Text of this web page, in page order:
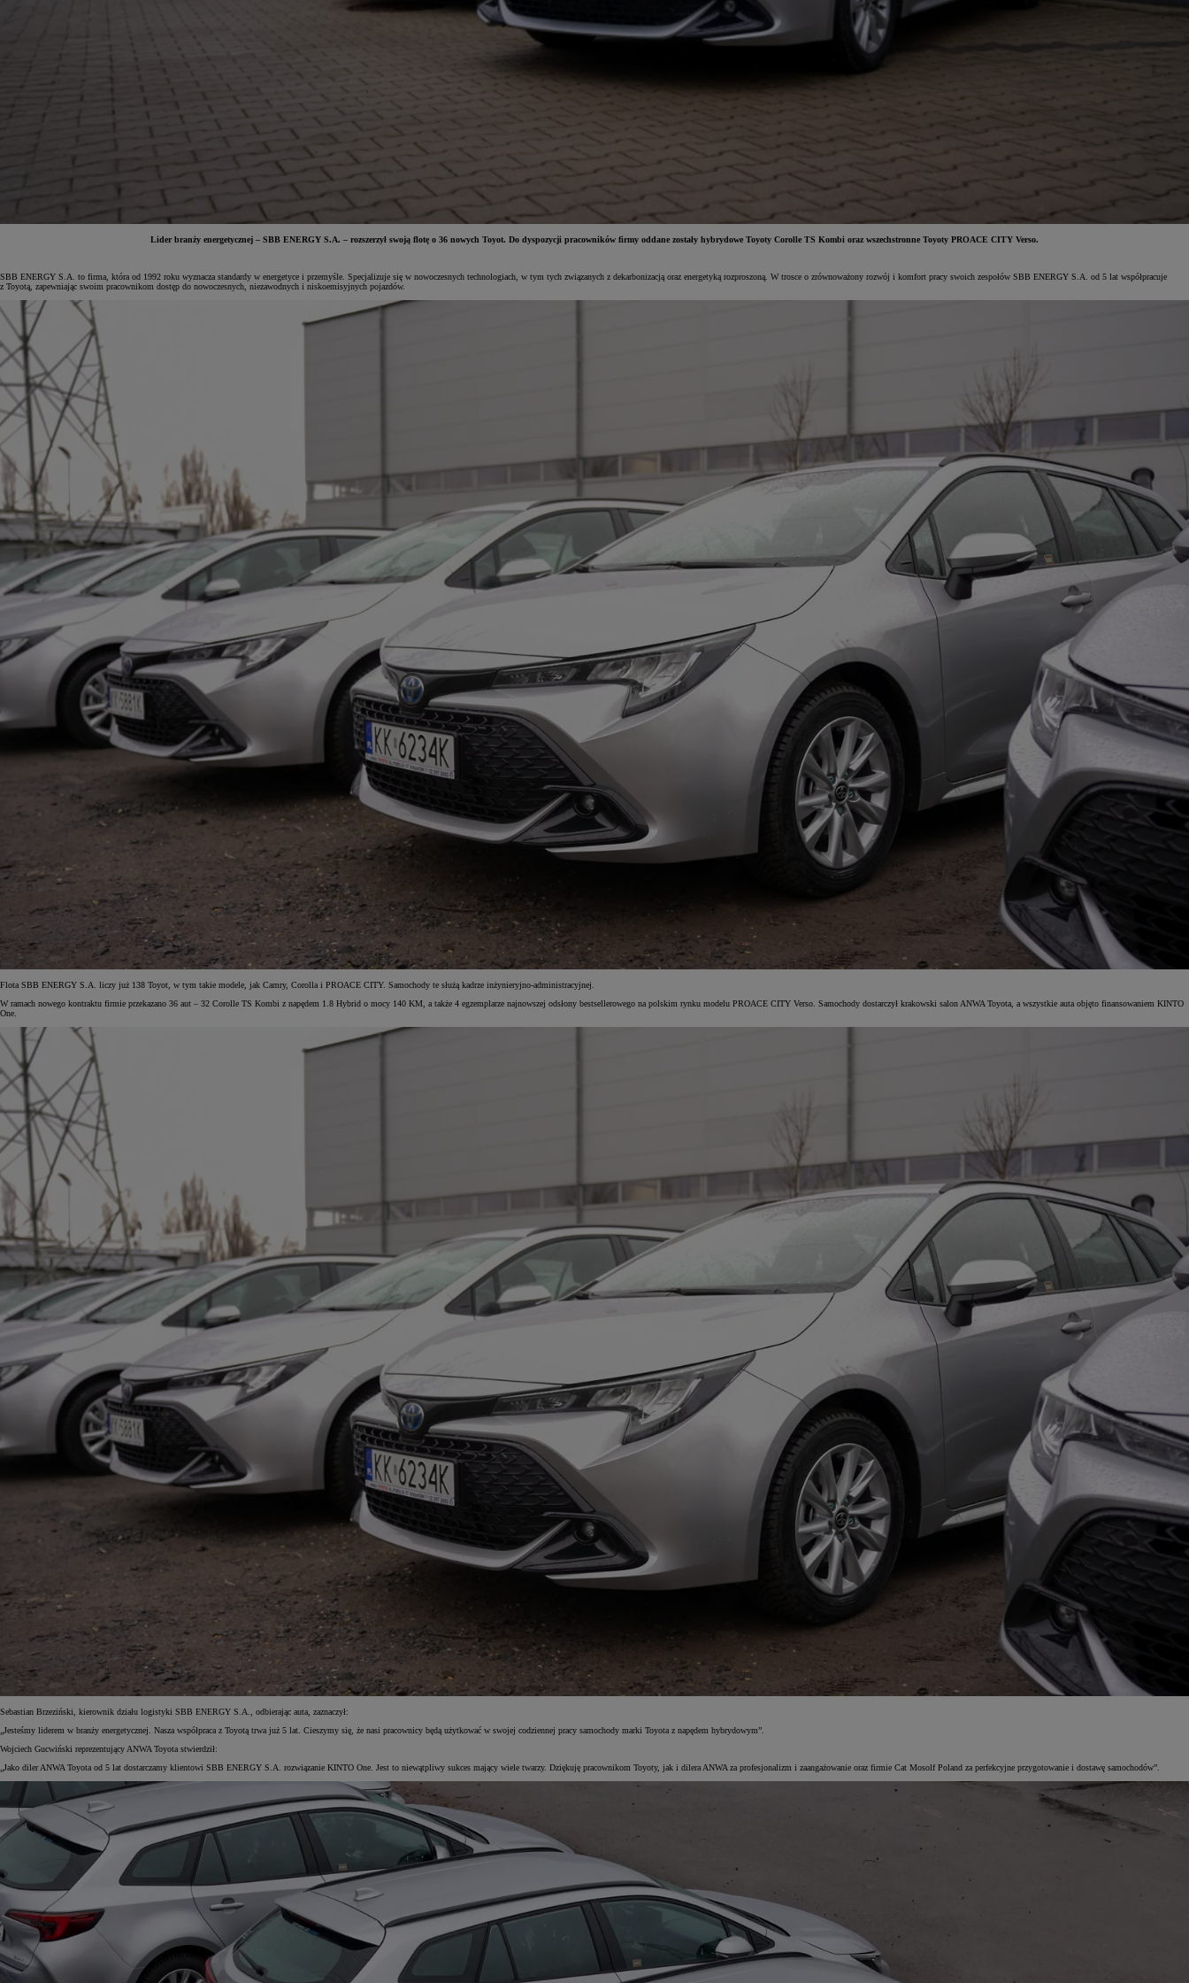
Od81 900 zł
Yaris Cross
HYBRID
Od105 300 zł
Corolla Hatchback
HYBRID
Lider branży energetycznej – SBB ENERGY S.A. – rozszerzył swoją flotę o 36 nowych Toyot. Do dyspozycji pracowników firmy oddane zostały hybrydowe Toyoty Corolle TS Kombi oraz wszechstronne Toyoty PROACE CITY Verso.
SBB ENERGY S.A. to firma, która od 1992 roku wyznacza standardy w energetyce i przemyśle. Specjalizuje się w nowoczesnych technologiach, w tym tych związanych z dekarbonizacją oraz energetyką rozproszoną. W trosce o zrównoważony rozwój i komfort pracy swoich zespołów SBB ENERGY S.A. od 5 lat współpracuje
z Toyotą, zapewniając swoim pracownikom dostęp do nowoczesnych, niezawodnych i niskoemisyjnych pojazdów.
Flota SBB ENERGY S.A. liczy już 138 Toyot, w tym takie modele, jak Camry, Corolla i PROACE CITY. Samochody te służą kadrze inżynieryjno-administracyjnej.
W ramach nowego kontraktu firmie przekazano 36 aut – 32 Corolle TS Kombi z napędem 1.8 Hybrid o mocy 140 KM, a także 4 egzemplarze najnowszej odsłony bestsellerowego na polskim rynku modelu PROACE CITY Verso. Samochody dostarczył krakowski salon ANWA Toyota, a wszystkie auta objęto finansowaniem KINTO
One.
Sebastian Brzeziński, kierownik działu logistyki SBB ENERGY S.A., odbierając auta, zaznaczył:
„Jesteśmy liderem w branży energetycznej. Nasza współpraca z Toyotą trwa już 5 lat. Cieszymy się, że nasi pracownicy będą użytkować w swojej codziennej pracy samochody marki Toyota z napędem hybrydowym”.
Wojciech Gucwiński reprezentujący ANWA Toyota stwierdził:
„Jako diler ANWA Toyota od 5 lat dostarczamy klientowi SBB ENERGY S.A. rozwiązanie KINTO One. Jest to niewątpliwy sukces mający wiele twarzy. Dziękuję pracownikom Toyoty, jak i dilera ANWA za profesjonalizm i zaangażowanie oraz firmie Cat Mosolf Poland za perfekcyjne przygotowanie i dostawę samochodów”.